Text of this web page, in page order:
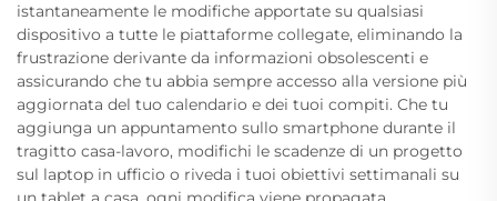
istantaneamente le modifiche apportate su qualsiasi
dispositivo a tutte le piattaforme collegate, eliminando la
frustrazione derivante da informazioni obsolescenti e
assicurando che tu abbia sempre accesso alla versione più
aggiornata del tuo calendario e dei tuoi compiti. Che tu
aggiunga un appuntamento sullo smartphone durante il
tragitto casa-lavoro, modifichi le scadenze di un progetto
sul laptop in ufficio o riveda i tuoi obiettivi settimanali su